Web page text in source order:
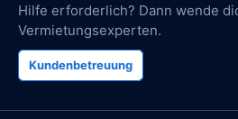
Hilfe erforderlich? Dann wende
Vermietungsexperten.
Kundenbetreuung